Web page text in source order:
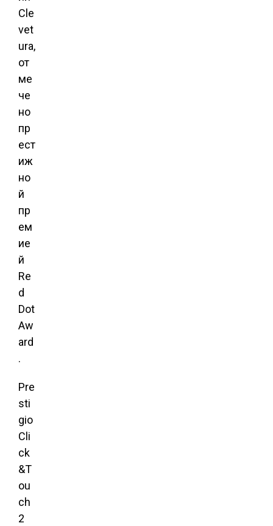
Cle
vet
ura,
от
ме
че
но
пр
ест
иж
но
й
пр
ем
ие
й
Re
d
Dot
Aw
ard
.
Pre
sti
gio
Cli
ck
&T
ou
ch
2